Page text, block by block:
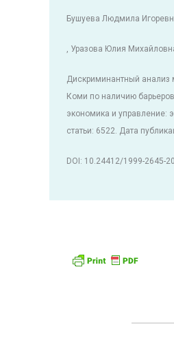
Бушуева Людмила
, Уразова Юлия
Дискриминантный анализ
Коми по наличию
экономика и управление:
статьи: 6522. Дата
DOI: 10.24412/1999-2645-